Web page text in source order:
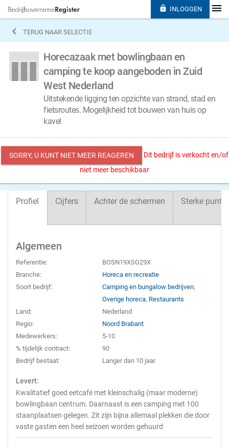
 TERUG NAAR SELECTIE
Horecazaak met bowlingbaan en
camping te koop aangeboden in Zuid
West Nederland
Uitstekende ligging ten opzichte van strand, stad en
fietsroutes. Mogelijkheid tot bouwen van huis op
kavel
SORRY, U KUNT NIET MEER REAGEREN
Dit bedrijf is verkocht en/of
niet meer beschikbaar
Profiel Cijfers Achter de schermen Sterke
Algemeen
Referentie:
BOSN19XSG29X
Branche:
Horeca en recreatie
Soort bedrijf:
Camping en bungalow bedrijven,
Overige horeca, Restaurants
Land:
Nederland
Regio:
Noord Brabant
Medewerkers:
5-10
% tijdelijk contract:
90
Bedrijf bestaat:
Langer dan 10 jaar
Levert:
Kwalitatief goed eetcafé met kleinschalig (maar moderne)
bowlingbaan centrum. Daarnaast is een camping met 100
staanplaatsen gelegen. Zit zijn bijna allemaal plekken die door
vaste gasten een heel seizoen worden gehuurd
 INLOGGEN